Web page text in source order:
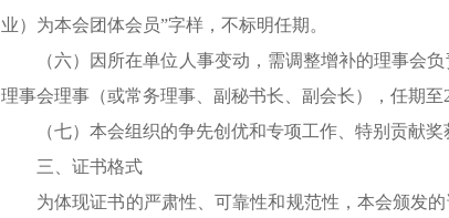
业）为本会团体会员”字样，不标明任期。
（六）因所在单位人事变动，需调整增补的理事会
理事会理事（或常务理事、副秘书长、副会长），任期至
（七）本会组织的争先创优和专项工作、特别贡献
三、证书格式
为体现证书的严肃性、可靠性和规范性，本会颁发